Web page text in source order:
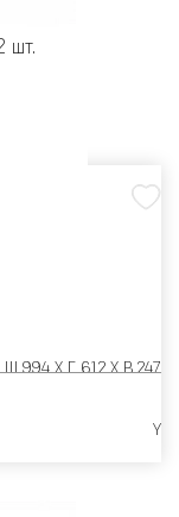
шт.
Ш 994 X Г 612 X В 247
Y